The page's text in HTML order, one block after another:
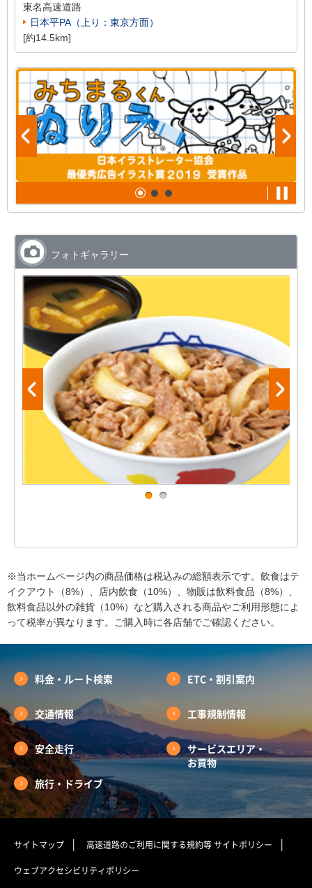
東名高速道路
日本平PA（上り：東京方面）
[約14.5km]
フォトギャラリー
※当ホームページ内の商品価格は税込みの総額表示です。飲食はテ
イクアウト（8%）、店内飲食（10%）、物販は飲料食品（8%）、
飲料食品以外の雑貨（10%）など購入される商品やご利用形態によ
って税率が異なります。ご購入時に各店舗でご確認ください。
料金・ルート検索 ETC・割引案内
交通情報 工事規制情報
安全走行
サービスエリア・
お買物
旅行・ドライブ
サイトマップ 高速道路のご利用に関する規約等サイトポリシー
ウェブアクセシビリティポリシー